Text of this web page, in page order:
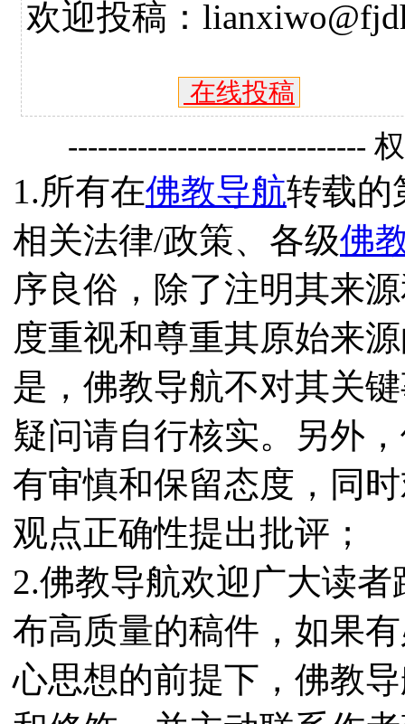
欢迎投稿：
在线投稿
------------------------------
1.所有在佛教导航转载的
相关法律/政策、各级佛
序良俗，除了注明其来
度重视和尊重其原始来
是，佛教导航不对其关
疑问请自行核实。另外
有审慎和保留态度，同
观点正确性提出批评；
2.佛教导航欢迎广大读
布高质量的稿件，如果
心思想的前提下，佛教